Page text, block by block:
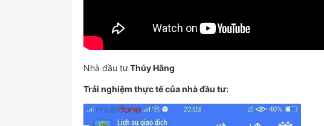
Nhà đầu tưThúy Hằng
Trải nghiệm thực tế của nhà đầu tư: